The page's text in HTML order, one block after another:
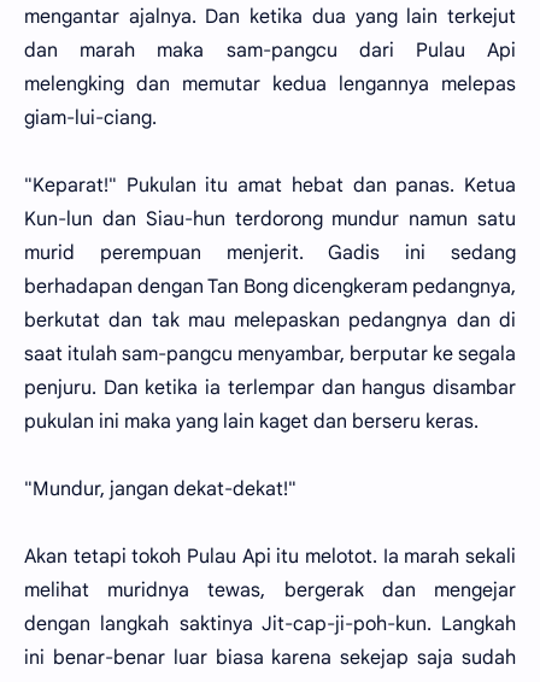
mengantar ajalnya. Dan ketika dua yang lain terkejut
dan marah maka sam-pangcu dari Pulau Api
melengking dan memutar kedua lengannya melepas
giam-lui-ciang.
"Keparat!" Pukulan itu amat hebat dan panas. Ketua
Kun-lun dan Siau-hun terdorong mundur namun satu
murid perempuan menjerit. Gadis ini sedang
berhadapan dengan Tan Bong dicengkeram pedangnya,
berkutat dan tak mau melepaskan pedangnya dan di
saat itulah sam-pangcu menyambar, berputar ke segala
penjuru. Dan ketika ia terlempar dan hangus disambar
pukulan ini maka yang lain kaget dan berseru keras.
"Mundur, jangan dekat-dekat!"
Akan tetapi tokoh Pulau Api itu melotot. Ia marah sekali
melihat muridnya tewas, bergerak dan mengejar
dengan langkah saktinya Jit-cap-ji-poh-kun. Langkah
ini benar-benar luar biasa karena sekejap saja sudah